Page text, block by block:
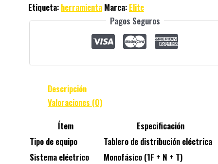
Etiqueta: herramienta Marca: Elite
Pagos Seguros
Descripción
Valoraciones (0)
Ítem
Especificación
Tipo de equipo
Tablero de distribución eléctrica
Sistema eléctrico
Monofásico (1F + N + T)